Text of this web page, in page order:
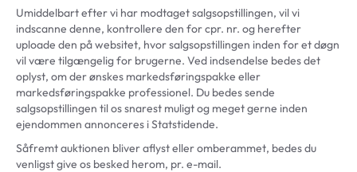
Umiddelbart efter vi har modtaget salgsopstillingen, vil vi
indscanne denne, kontrollere den for cpr. nr. og herefter
uploade den på websitet, hvor salgsopstillingen inden for et døgn
vil være tilgængelig for brugerne. Ved indsendelse bedes det
oplyst, om der ønskes markedsføringspakke eller
markedsføringspakke professionel. Du bedes sende
salgsopstillingen til os snarest muligt og meget gerne inden
ejendommen annonceres i Statstidende.
Såfremt auktionen bliver aflyst eller omberammet, bedes du
venligst give os besked herom, pr. e-mail.